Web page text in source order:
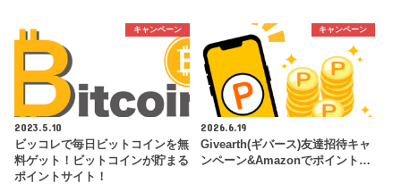
キャンペーン
2023.5.10
ビッコレで毎日ビットコインを無
料ゲット！ビットコインが貯まる
ポイントサイト！
キャンペーン
2026.6.19
Givearth(ギバース)友達招待キャ
ンペーン&Amazonでポイント…